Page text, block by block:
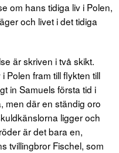
om hans tidiga liv i Polen,
och livet i det tidiga
är skriven i två skikt.
Polen fram till flykten till
in Samuels första tid i
men där en ständig oro
ligger och
är det bara en,
tvillingbror Fischel, som